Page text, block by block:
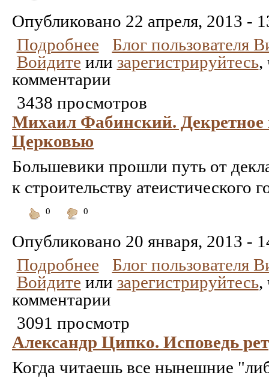
Опубликовано 22 апреля, 2013 -
Подробнее
Блог пользователя
Войдите или зарегистрируйтесь,
комментарии
3438 просмотров
Михаил Фабинский. Декретное
Церковью
Большевики прошли путь от
к строительству атеистического
0
0
Опубликовано 20 января, 2013 -
Подробнее
Блог пользователя
Войдите или зарегистрируйтесь,
комментарии
3091 просмотр
Александр Ципко. Исповедь
Когда читаешь все нынешние